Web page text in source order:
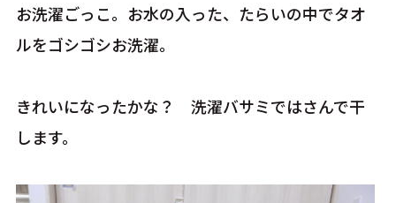
お洗濯ごっこ。お水の入った、たらいの中でタオ
ルをゴシゴシお洗濯。
きれいになったかな？ 洗濯バサミではさんで干
します。